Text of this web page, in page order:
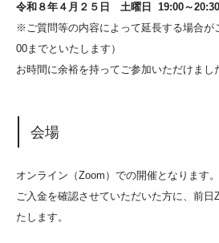
令和８年４月２５日 土曜日 19:00～20:30
※ご質問等の内容によって延長する場合が
00までといたします）
お時間に余裕を持ってご参加いただけまし
会場
オンライン（Zoom）での開催となります。
ご入金を確認させていただいた方に、前
たします。